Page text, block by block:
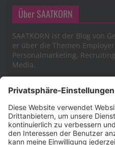
Über SAATKORN
SAATKORN ist der Blog von
er über die Themen
Personalmarketing,
Media.
Impressum
Impressum